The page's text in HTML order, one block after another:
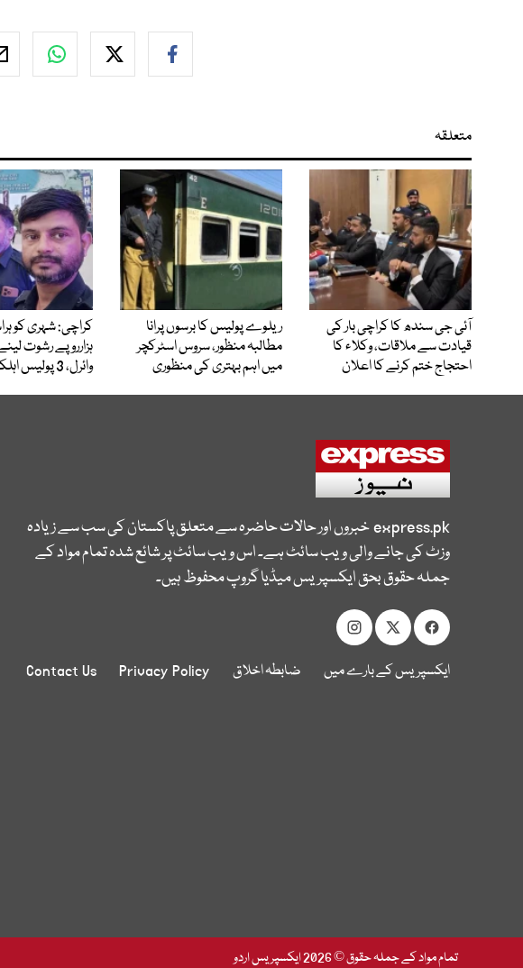
متعلقہ
آئی جی سندھ کا کراچی بار کی
قیادت سے ملاقات، وکلاء کا
احتجاج ختم کرنے کا اعلان
ریلوے پولیس کا برسوں پرانا
مطالبہ منظور، سروس اسٹرکچر
میں اہم بہتری کی منظوری
ہزارروپے رشوت
وائرل، 3 پولیس اہلکار معطل
express.pkخبروں اور حالات حاضرہ سے متعلق پاکستان کی سب سے زیادہ
وزٹ کی جانے والی ویب سائٹ ہے۔ اس ویب سائٹ پر شائع شدہ تمام مواد کے
جملہ حقوق بحق ایکسپریس میڈیا گروپ محفوظ ہیں۔
ایکسپریس کے بارے میں ضابطہ اخلاق Privacy Policy
Contact Us
تمام مواد کے جملہ حقوق © 2026 ایکسپریس اردو